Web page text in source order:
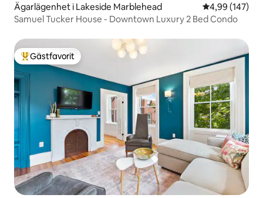
Ägarlägenhet i Lakeside Marblehead 4,99 av 5 i
4,99 (147)
Samuel Tucker House - Downtown Luxury 2 Bed Condo
Populär gästfavorit
Gästfavorit